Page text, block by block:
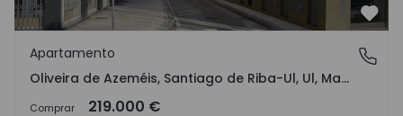
Oliveira de Azeméis, Santiago de Riba-Ul, Ul,
Apartamento
Oliveira de Azeméis, Santiago de Riba-Ul, Ul, Macinhata da Seixa e Madail, Aveiro
Comprar 219.000 €